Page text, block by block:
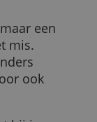
is
en een